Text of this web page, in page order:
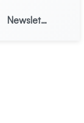
Newsletter